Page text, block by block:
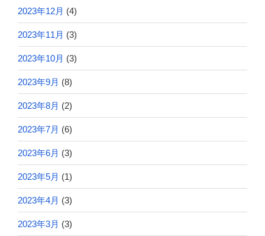
2023年12月 (4)
2023年11月 (3)
2023年10月 (3)
2023年9月 (8)
2023年8月 (2)
2023年7月 (6)
2023年6月 (3)
2023年5月 (1)
2023年4月 (3)
2023年3月 (3)